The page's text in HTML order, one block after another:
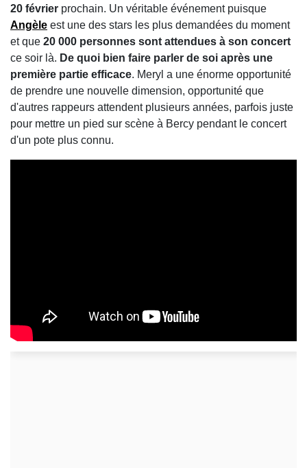
20 février prochain. Un véritable événement puisque
Angèle est une des stars les plus demandées du moment
et que 20 000 personnes sont attendues à son concert
ce soir là. De quoi bien faire parler de soi après une
première partie efficace. Meryl a une énorme opportunité
de prendre une nouvelle dimension, opportunité que
d'autres rappeurs attendent plusieurs années, parfois juste
pour mettre un pied sur scène à Bercy pendant le concert
d'un pote plus connu.